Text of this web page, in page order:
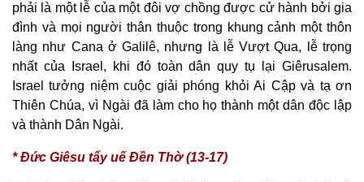
phải là một lễ của một đôi vợ chồng được cử hành bởi gia
đình và mọi người thân thuộc trong khung cảnh một thôn
làng như Cana ở Galilê, nhưng là lễ Vượt Qua, lễ trọng
nhất của Israel, khi đó toàn dân quy tụ lại Giêrusalem.
Israel tưởng niệm cuộc giải phóng khỏi Ai Cập và tạ ơn
Thiên Chúa, vì Ngài đã làm cho họ thành một dân độc lập
và thành Dân Ngài.
* Đức Giêsu tẩy uế Đền Thờ (13-17)